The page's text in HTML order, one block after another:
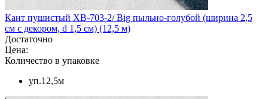
Кант пушистый XB-703-2/ Big пыльно-голубой (ширина 2,5
см с декором, d 1,5 см) (12,5 м)
Достаточно
Цена:
Количество в упаковке
уп.12,5м